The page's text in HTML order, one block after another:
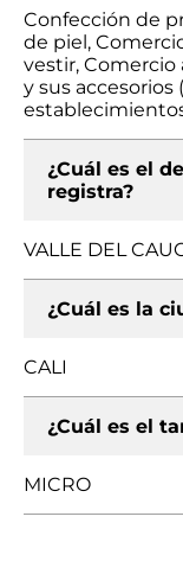
Confección de
de piel,
vestir,
y sus
¿Cuál es el
registra?
VALLE DEL
¿Cuál es la
CALI
¿Cuál es el
MICRO